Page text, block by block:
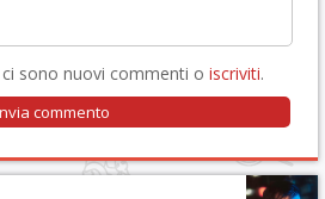
sono nuovi commenti o iscriviti.